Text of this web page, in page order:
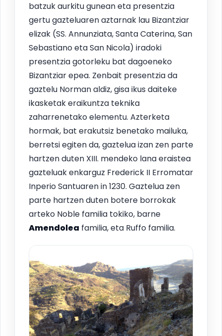
batzuk aurkitu gunean eta presentzia
gertu gazteluaren aztarnak lau Bizantziar
elizak (SS. Annunziata, Santa Caterina, San
Sebastiano eta San Nicola) iradoki
presentzia gotorleku bat dagoeneko
Bizantziar epea. Zenbait presentzia da
gaztelu Norman aldiz, gisa ikus daiteke
ikasketak eraikuntza teknika
zaharrenetako elementu. Azterketa
hormak, bat erakutsiz benetako mailuka,
berretsi egiten da, gaztelua izan zen parte
hartzen duten XIII. mendeko lana eraistea
gazteluak enkarguz Frederick II Erromatar
Inperio Santuaren in 1230. Gaztelua zen
parte hartzen duten botere borrokak
arteko Noble familia tokiko, barne
Amendolea familia, eta Ruffo familia.